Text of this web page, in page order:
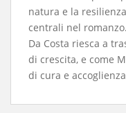
natura e la
centrali nel
Da Costa riesca a
di crescita, e come
di cura e